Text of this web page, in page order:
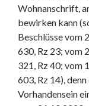
Wohnanschrift,
bewirken kann
Beschlüsse vom
630, Rz 23; vom
321, Rz 40; vom
603, Rz 14),
Vorhandensein